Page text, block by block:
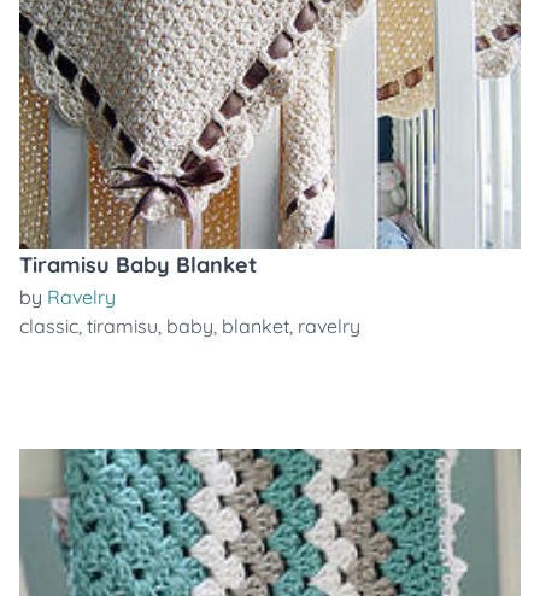
Tiramisu Baby Blanket
by Ravelry
classic, tiramisu, baby, blanket, ravelry